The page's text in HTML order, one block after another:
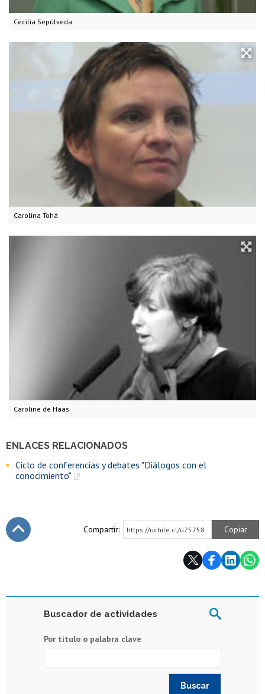
Cecilia Sepúlveda
Carolina Tohá
Caroline de Haas
ENLACES RELACIONADOS
Ciclo de conferencias y debates "Diálogos con el
conocimiento"
Compartir: https://uchile.cl/u75758 Copiar
Buscador de actividades
Por título o palabra clave